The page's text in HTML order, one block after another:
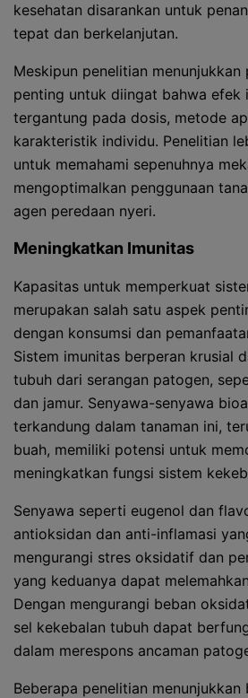
kesehatan disarankan untuk
tepat dan berkelanjutan.
Meskipun penelitian menunjukkan
penting untuk diingat bahwa efek
tergantung pada dosis, metode
karakteristik individu. Penelitian
untuk memahami sepenuhnya
mengoptimalkan penggunaan
agen peredaan nyeri.
Meningkatkan Imunitas
Kapasitas untuk memperkuat
merupakan salah satu aspek
dengan konsumsi dan
Sistem imunitas berperan krusial
tubuh dari serangan patogen,
dan jamur. Senyawa-senyawa
terkandung dalam tanaman ini,
buah, memiliki potensi untuk
meningkatkan fungsi sistem
Senyawa seperti eugenol dan
antioksidan dan anti-inflamasi
mengurangi stres oksidatif dan
yang keduanya dapat
Dengan mengurangi beban
sel kekebalan tubuh dapat
dalam merespons ancaman
Beberapa penelitian menunjukkan